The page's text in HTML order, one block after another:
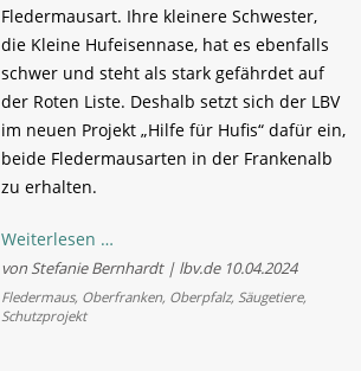
Fledermausart. Ihre kleinere Schwester,
die Kleine Hufeisennase, hat es ebenfalls
schwer und steht als stark gefährdet auf
der Roten Liste. Deshalb setzt sich der LBV
im neuen Projekt „Hilfe für Hufis“ dafür ein,
beide Fledermausarten in der Frankenalb
zu erhalten.
Weiterlesen …
Hufeisennasen
Glück
von Stefanie Bernhardt | lbv.de 10.04.2024
Fledermaus, Oberfranken, Oberpfalz, Säugetiere,
Schutzprojekt